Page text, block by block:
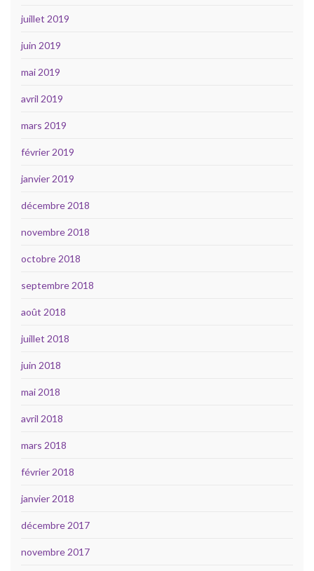
juillet 2019
juin 2019
mai 2019
avril 2019
mars 2019
février 2019
janvier 2019
décembre 2018
novembre 2018
octobre 2018
septembre 2018
août 2018
juillet 2018
juin 2018
mai 2018
avril 2018
mars 2018
février 2018
janvier 2018
décembre 2017
novembre 2017